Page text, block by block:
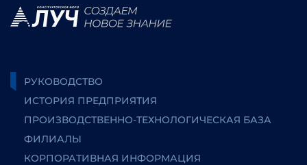
РУКОВОДСТВО
ИСТОРИЯ ПРЕДПРИЯТИЯ
ПРОИЗВОДСТВЕННО-ТЕХНОЛОГИЧЕСКАЯ БАЗА
ФИЛИАЛЫ
КОРПОРАТИВНАЯ ИНФОРМАЦИЯ